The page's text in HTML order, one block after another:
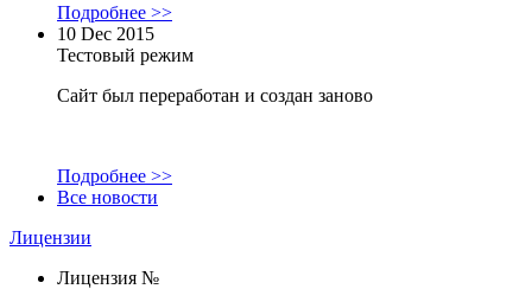
Подробнее >>
10 Dec 2015
Тестовый режим
Сайт был переработан и создан заново
Подробнее >>
Все новости
Лицензии
Лицензия №